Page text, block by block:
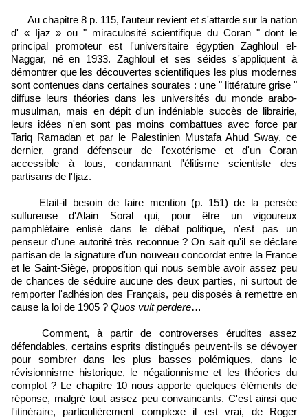
Au chapitre 8 p. 115, l'auteur revient et s'attarde sur la nation
d' « Ijaz » ou " miraculosité scientifique du Coran " dont le
principal promoteur est l'universitaire égyptien Zaghloul el-
Naggar, né en 1933. Zaghloul et ses séides s'appliquent à
démontrer que les découvertes scientifiques les plus modernes
sont contenues dans certaines sourates : une " littérature grise "
diffuse leurs théories dans les universités du monde arabo-
musulman, mais en dépit d'un indéniable succès de librairie,
leurs idées n'en sont pas moins combattues avec force par
Tariq Ramadan et par le Palestinien Mustafa Ahud Sway, ce
dernier, grand défenseur de l'exotérisme et d'un Coran
accessible à tous, condamnant l'élitisme scientiste des
partisans de l'Ijaz.
Etait-il besoin de faire mention (p. 151) de la pensée
sulfureuse d'Alain Soral qui, pour être un vigoureux
pamphlétaire enlisé dans le débat politique, n'est pas un
penseur d'une autorité très reconnue ? On sait qu'il se déclare
partisan de la signature d'un nouveau concordat entre la France
et le Saint-Siège, proposition qui nous semble avoir assez peu
de chances de séduire aucune des deux parties, ni surtout de
remporter l'adhésion des Français, peu disposés à remettre en
cause la loi de 1905 ? Quos vult perdere…
Comment, à partir de controverses érudites assez
défendables, certains esprits distingués peuvent-ils se dévoyer
pour sombrer dans les plus basses polémiques, dans le
révisionnisme historique, le négationnisme et les théories du
complot ? Le chapitre 10 nous apporte quelques éléments de
réponse, malgré tout assez peu convaincants. C'est ainsi que
l'itinéraire, particulièrement complexe il est vrai, de Roger